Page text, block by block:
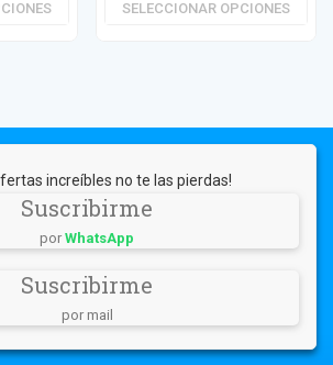
SELECCIONAR OPCIONES
increíbles no te las pierdas!
Suscribirme
por WhatsApp
Suscribirme
por mail